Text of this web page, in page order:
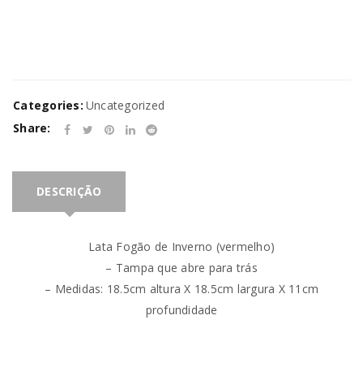
Categories: Uncategorized
Share:
DESCRIÇÃO
Lata Fogão de Inverno (vermelho)
– Tampa que abre para trás
– Medidas: 18.5cm altura X 18.5cm largura X 11cm
profundidade